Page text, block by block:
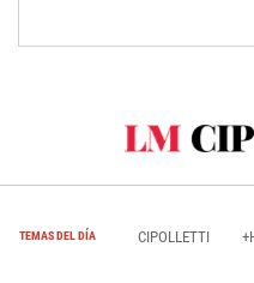
TEMAS DEL DÍA CIPOLLETTI